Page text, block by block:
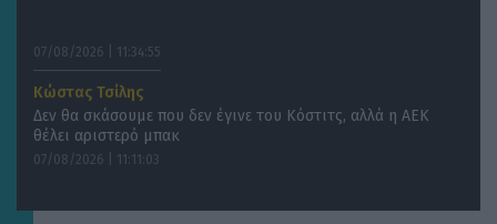
07/08/2026 | 11:34:55
Κώστας Τσίλης
Δεν θα σκάσουμε που δεν έγινε του Κόστιτς, αλλά η ΑΕΚ
θέλει αριστερό μπακ
07/08/2026 | 11:11:03